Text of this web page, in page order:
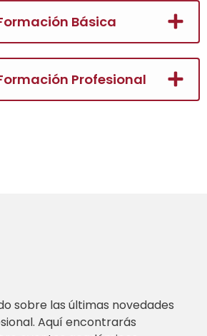
Básica
Profesional
sobre las últimas novedades
Aquí encontrarás